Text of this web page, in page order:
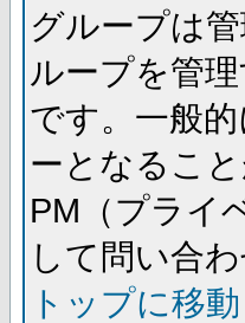
グループは
ループを管
です。一般
ーとなるこ
PM（プライ
して問い合
トップに移動